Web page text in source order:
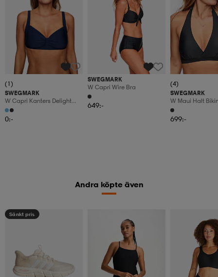
(1)
SWEGMARK
W Capri Kanters Delight
Bikini Bra
0:-
SWEGMARK
W Capri Wire Bra
649:-
(4)
SWEGMARK
W Maui Halt
699:-
Andra köpte även
Sänkt pris